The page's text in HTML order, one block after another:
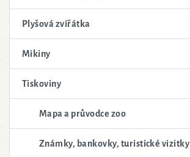
Plyšová zvířátka
Mikiny
Tiskoviny
Mapa a průvodce zoo
Známky, bankovky, turistické vizitky